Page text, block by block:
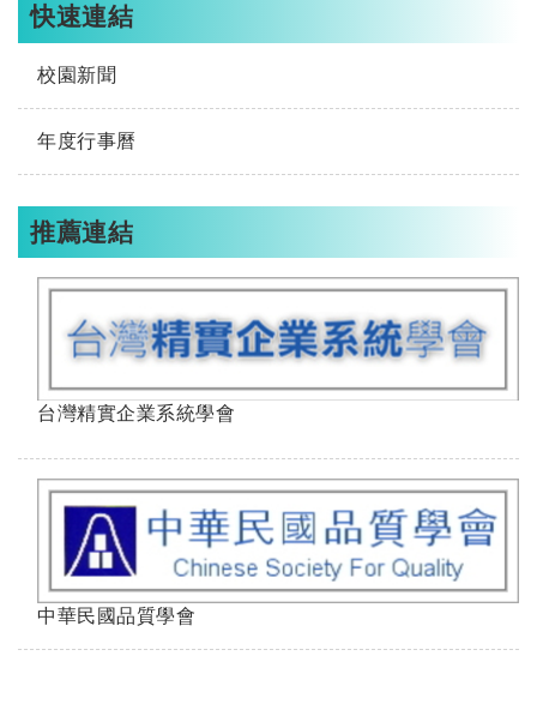
快速連結
校園新聞
年度行事曆
推薦連結
台灣精實企業系統學會
中華民國品質學會